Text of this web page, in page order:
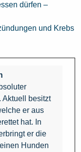
dürfen –
und Krebs
Aktuell besitzt
er aus
hat. In
er die
Hunden